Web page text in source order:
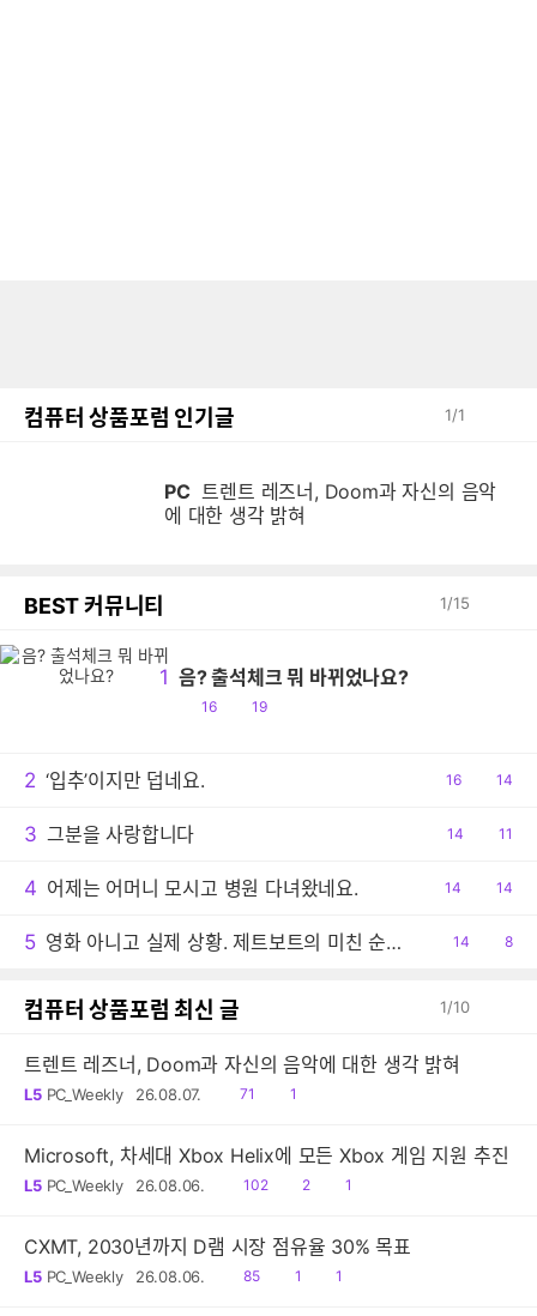
컴퓨터 상품포럼 인기글 1/1
PC
에 대한 생각 밝혀
BEST 커뮤니티 1/15
1 음? 출석체크 뭐 바뀌었나요?
공
16
댓
19
2 ‘입추’이지만 덥네요.
공
16
댓
14
3 그분을 사랑합니다
공
14
댓
11
4 어제는 어머니 모시고 병원 다녀왔네요.
공
14
댓
14
5 영화 아니고 실제 상황. 제트보트의 미친 순발력
공
14
댓
8
컴퓨터 상품포럼 최신 글 1/10
트렌트 레즈너, Doom과 자신의 음악에 대한 생각 밝혀
L5 PC_Weekly 26.08.07.
읽
71
공1
Microsoft, 차세대 Xbox Helix에 모든 Xbox 게임 지원 추진
L5 PC_Weekly 26.08.06.
읽
102
공
2
댓1
CXMT, 2030년까지 D램 시장 점유율 30% 목표
L5 PC_Weekly 26.08.06.
읽
85
공1
댓1